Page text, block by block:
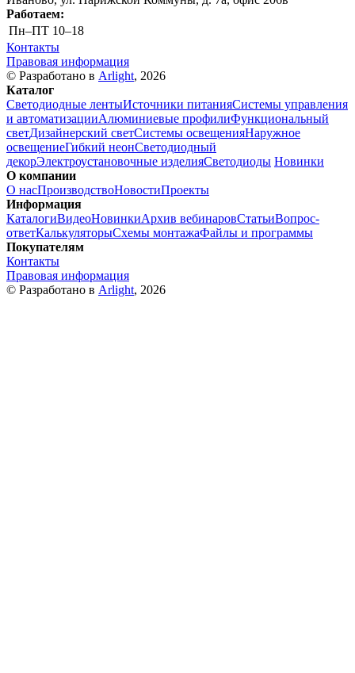
Работаем:
Пн–ПТ 10–18
Контакты
Правовая информация
© Разработано в Arlight, 2026
Каталог
Светодиодные лентыИсточники питанияСистемы управления
и автоматизацииАлюминиевые профилиФункциональный
светДизайнерский светСистемы освещенияНаружное
освещениеГибкий неонСветодиодный
декорЭлектроустановочные изделияСветодиоды Новинки
О компании
О насПроизводствоНовостиПроекты
Информация
КаталогиВидеоНовинкиАрхив вебинаровСтатьиВопрос-
ответКалькуляторыСхемы монтажаФайлы и программы
Покупателям
Контакты
Правовая информация
© Разработано в Arlight, 2026